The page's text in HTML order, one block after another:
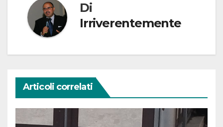
Di
Irriverentemente
Articoli correlati